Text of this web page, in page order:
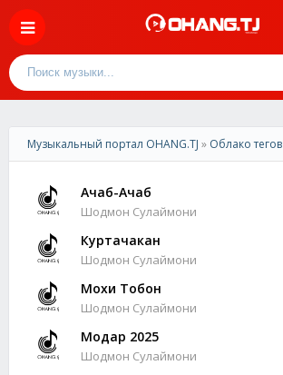
Музыкальный портал OHANG.TJ » Облако тегов
Ачаб-Ачаб
Шодмон Сулаймони
Куртачакан
Шодмон Сулаймони
Мохи Тобон
Шодмон Сулаймони
Модар 2025
Шодмон Сулаймони